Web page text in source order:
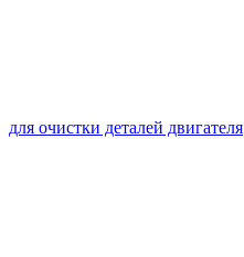
для очистки деталей двигателя